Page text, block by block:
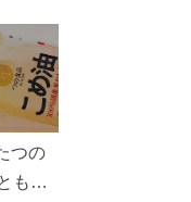
つの
もに